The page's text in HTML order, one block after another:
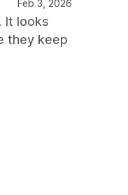
Feb 3, 2026
It looks
they keep